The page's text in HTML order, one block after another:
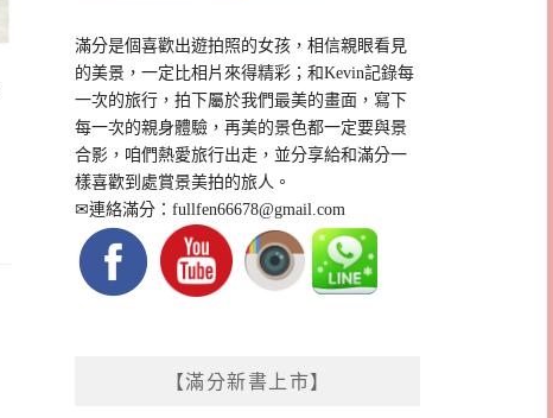
滿分是個喜歡出遊拍照的女孩，相信親眼看見
的美景，一定比相片來得精彩；和Kevin記錄每
一次的旅行，拍下屬於我們最美的畫面，寫下
每一次的親身體驗，再美的景色都一定要與景
合影，咱們熱愛旅行出走，並分享給和滿分一
樣喜歡到處賞景美拍的旅人。
✉連絡滿分：fullfen66678@gmail.com
【滿分新書上市】